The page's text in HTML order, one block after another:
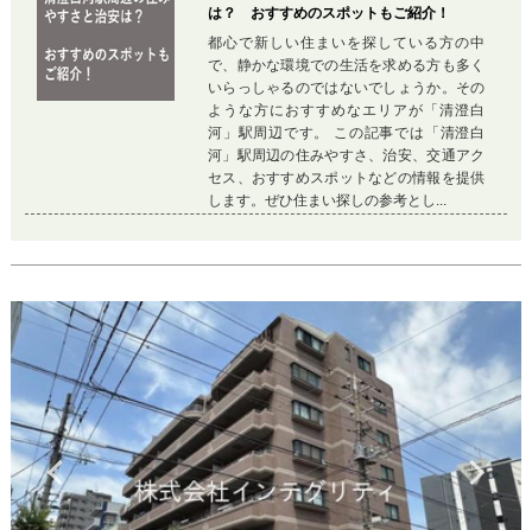
は？ おすすめのスポットもご紹介！
都心で新しい住まいを探している方の中
で、静かな環境での生活を求める方も多く
いらっしゃるのではないでしょうか。その
ような方におすすめなエリアが「清澄白
河」駅周辺です。 この記事では「清澄白
河」駅周辺の住みやすさ、治安、交通アク
セス、おすすめスポットなどの情報を提供
します。ぜひ住まい探しの参考とし...
Previous